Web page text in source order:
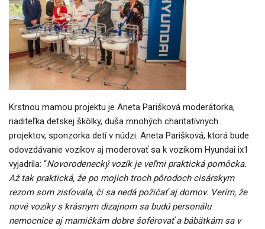
Krstnou mamou projektu je Aneta Parišková moderátorka,
riaditeľka detskej škôlky, duša mnohých charitatívnych
projektov, sponzorka detí v núdzi. Aneta Parišková, ktorá bude
odovzdávanie vozíkov aj moderovať sa k vozíkom Hyundai ix1
vyjadrila: “Novorodenecký vozík je veľmi praktická pomôcka.
Až tak praktická, že po mojich troch pôrodoch cisárskym
rezom som zisťovala, či sa nedá požičať aj domov. Verím, že
nové vozíky s krásnym dizajnom sa budú personálu
nemocnice aj mamičkám dobre šoférovať a bábätkám sa v